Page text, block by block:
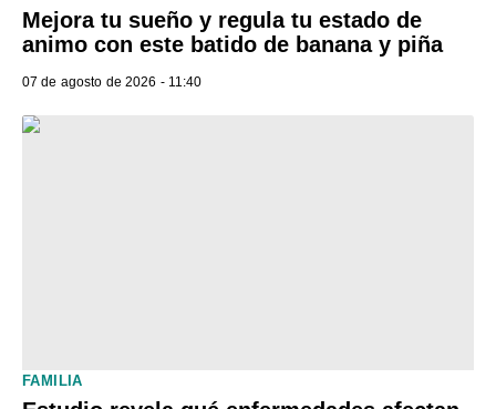
Mejora tu sueño y regula tu estado de
animo con este batido de banana y piña
07 de agosto de 2026 - 11:40
FAMILIA